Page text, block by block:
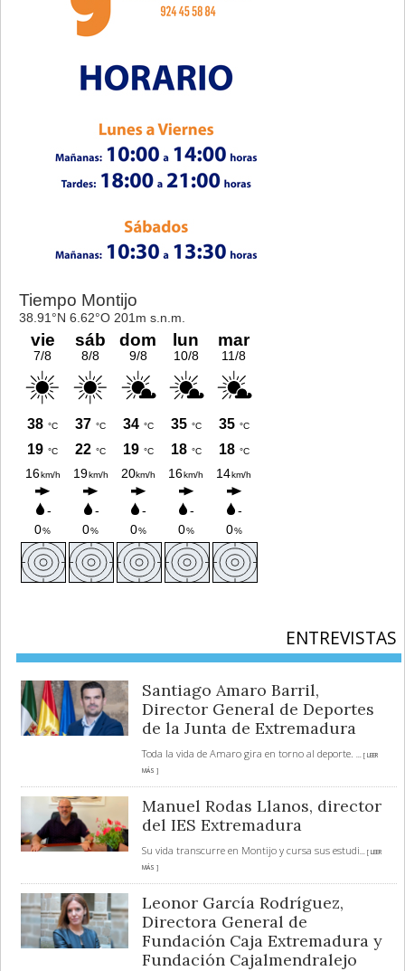
ENTREVISTAS
Santiago Amaro Barril,
Director General de Deportes
de la Junta de Extremadura
Toda la vida de Amaro gira en torno al deporte.
... [ LEER
MÁS ]
Manuel Rodas Llanos, director
del IES Extremadura
Su vida transcurre en Montijo y cursa sus estudi... [ LEER
MÁS ]
Leonor García Rodríguez,
Directora General de
Fundación Caja Extremadura y
Fundación Cajalmendralejo